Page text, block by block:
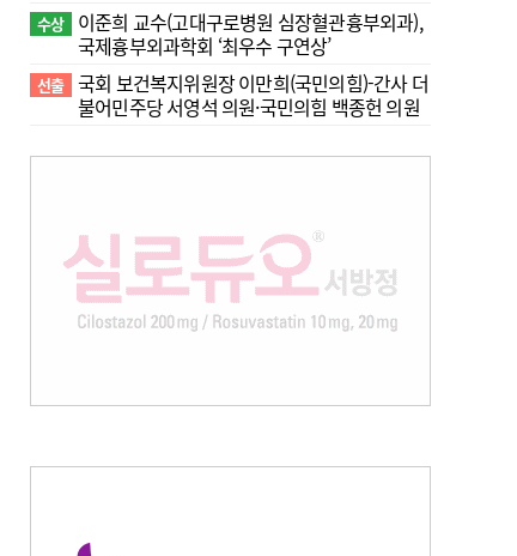
수상
이준희 교수(고대구로병원 심장혈관흉부외과),
국제흉부외과학회 ‘최우수 구연상’
선출 국회 보건복지위원장 이만희(국민의힘)-간사 더
불어민주당 서영석 의원·국민의힘 백종헌 의원